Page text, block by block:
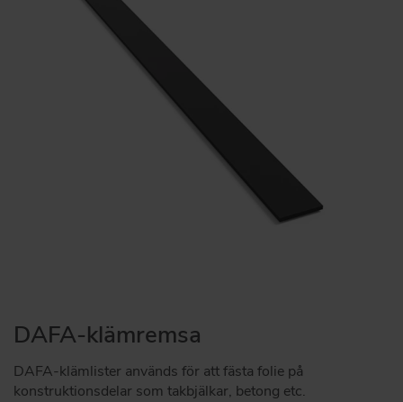
DAFA-klämremsa
DAFA-klämlister används för att fästa folie på
konstruktionsdelar som takbjälkar, betong etc.